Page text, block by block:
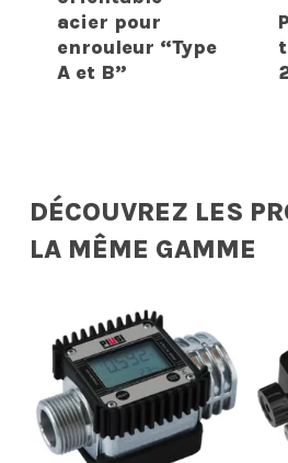
acier pour
enrouleur “Type
A et B”
DÉCOUVREZ LES
LA MÊME GAMME